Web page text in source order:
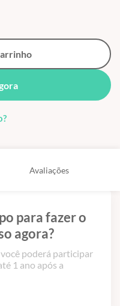
Avaliações
para fazer o
agora?
poderá participar
1 ano após a